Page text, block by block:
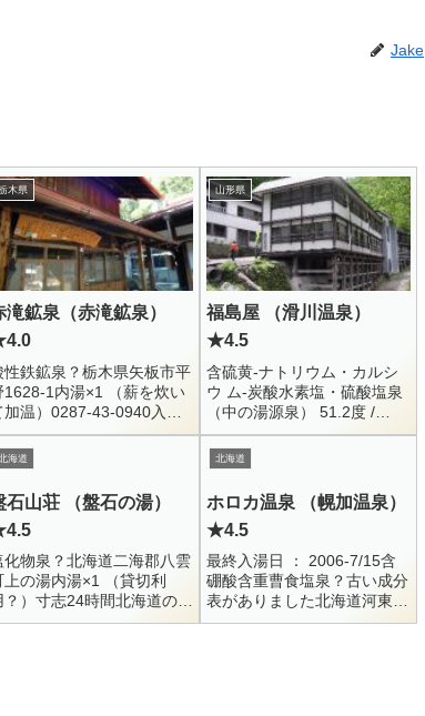
Jake
木県
滝鉱泉（赤滝鉱泉）
性鉄鉱泉？栃木県矢板市平
1628-1内湯×1 （薪を炊い
加温）0287-43-0940入浴
500円名前の通り、温泉で
無く鉱泉です。ただ、温泉
上、一定以上の成分が含
...
山形県
福島屋 （滑川温泉）
★4.5
含硫黄-ナトリウム・カルシ
ウ ム-炭酸水素塩・硫酸塩泉
（中の湯源泉） 51.2度 /
ph7.1 / H16.9.6Na+ = 242.8 /
K+ = 17.7 / Mg++ =...
海道
石山荘 （盤石の湯）
化物泉？北海道二海郡八雲
上の湯内湯×1 （貸切利
？）寸志24時間北海道の、
ぁ平たく言うと少し辺鄙な
北海道
ホロカ温泉 （幌加温泉）
★4.5
最終入湯日 ： 2006-7/15含
硼酸含重曹食塩泉？古い成分
表がありました北海道河東郡
上士幌町字幌加番外地